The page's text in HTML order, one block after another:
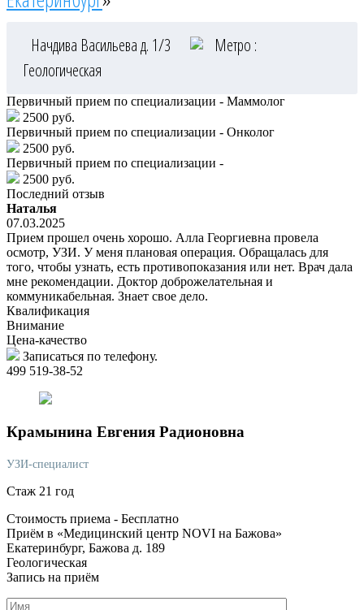
Начдива Васильева д. 1/3
Метро :
Геологическая
Первичный прием по специализации - Маммолог
2500 руб.
Первичный прием по специализации - Онколог
2500 руб.
Первичный прием по специализации -
2500 руб.
Последний отзыв
Наталья
07.03.2025
Прием прошел очень хорошо. Алла Георгиевна провела
осмотр, УЗИ. У меня плановая операция. Обращалась для
того, чтобы узнать, есть противопоказания или нет. Врач дала
мне рекомендации. Доктор доброжелательная и
коммуникабельная. Знает свое дело.
Квалификация
Внимание
Цена-качество
Записаться по телефону.
499 519-38-52
Крамынина Евгения Радионовна
УЗИ-специалист
Стаж 21 год
Стоимость приема - Бесплатно
Приём в «Медицинский центр NOVI на Бажова»
Екатеринбург, Бажова д. 189
Геологическая
Запись на приём